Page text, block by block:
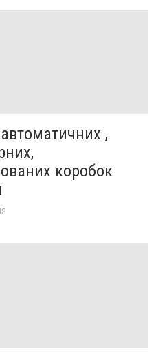
,
коробок